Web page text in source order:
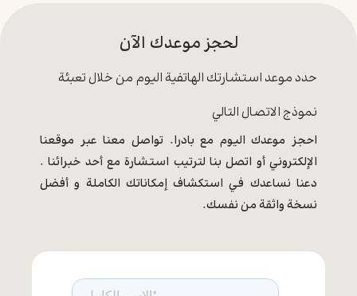
لحجز موعدك الآن
حدد موعد استشارتك الهاتفية اليوم من خلال تعبئة
نموذج الاتصال التالي
احجز موعدك اليوم مع بادرا. تواصل معنا عبر موقعنا
الإلكتروني أو اتصل بنا لترتيب استشارة مع أحد خبرائنا .
دعنا نساعدك في استكشاف إمكاناتك الكاملة و أفضل
نسخة واثقة من نفسك.